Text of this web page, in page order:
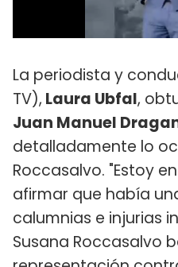
La periodista y
TV), Laura Ubfal,
Juan Manuel
detalladamente lo
Roccasalvo. "Estoy
afirmar que había
calumnias e injurias
Susana Roccasalvo